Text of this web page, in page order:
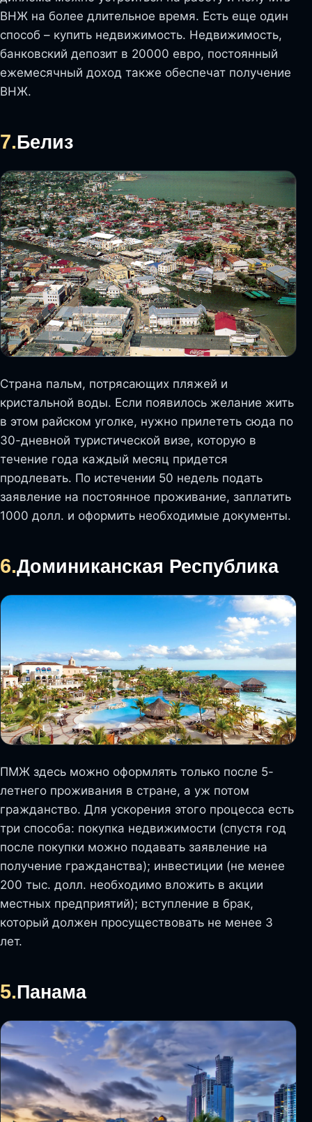
ВНЖ на более длительное время. Есть еще один
способ – купить недвижимость. Недвижимость,
банковский депозит в 20000 евро, постоянный
ежемесячный доход также обеспечат получение
ВНЖ.
7.Белиз
Страна пальм, потрясающих пляжей и
кристальной воды. Если появилось желание жить
в этом райском уголке, нужно прилететь сюда по
30-дневной туристической визе, которую в
течение года каждый месяц придется
продлевать. По истечении 50 недель подать
заявление на постоянное проживание, заплатить
1000 долл. и оформить необходимые документы.
6.Доминиканская Республика
ПМЖ здесь можно оформлять только после 5-
летнего проживания в стране, а уж потом
гражданство. Для ускорения этого процесса есть
три способа: покупка недвижимости (спустя год
после покупки можно подавать заявление на
получение гражданства); инвестиции (не менее
200 тыс. долл. необходимо вложить в акции
местных предприятий); вступление в брак,
который должен просуществовать не менее 3
лет.
5.Панама